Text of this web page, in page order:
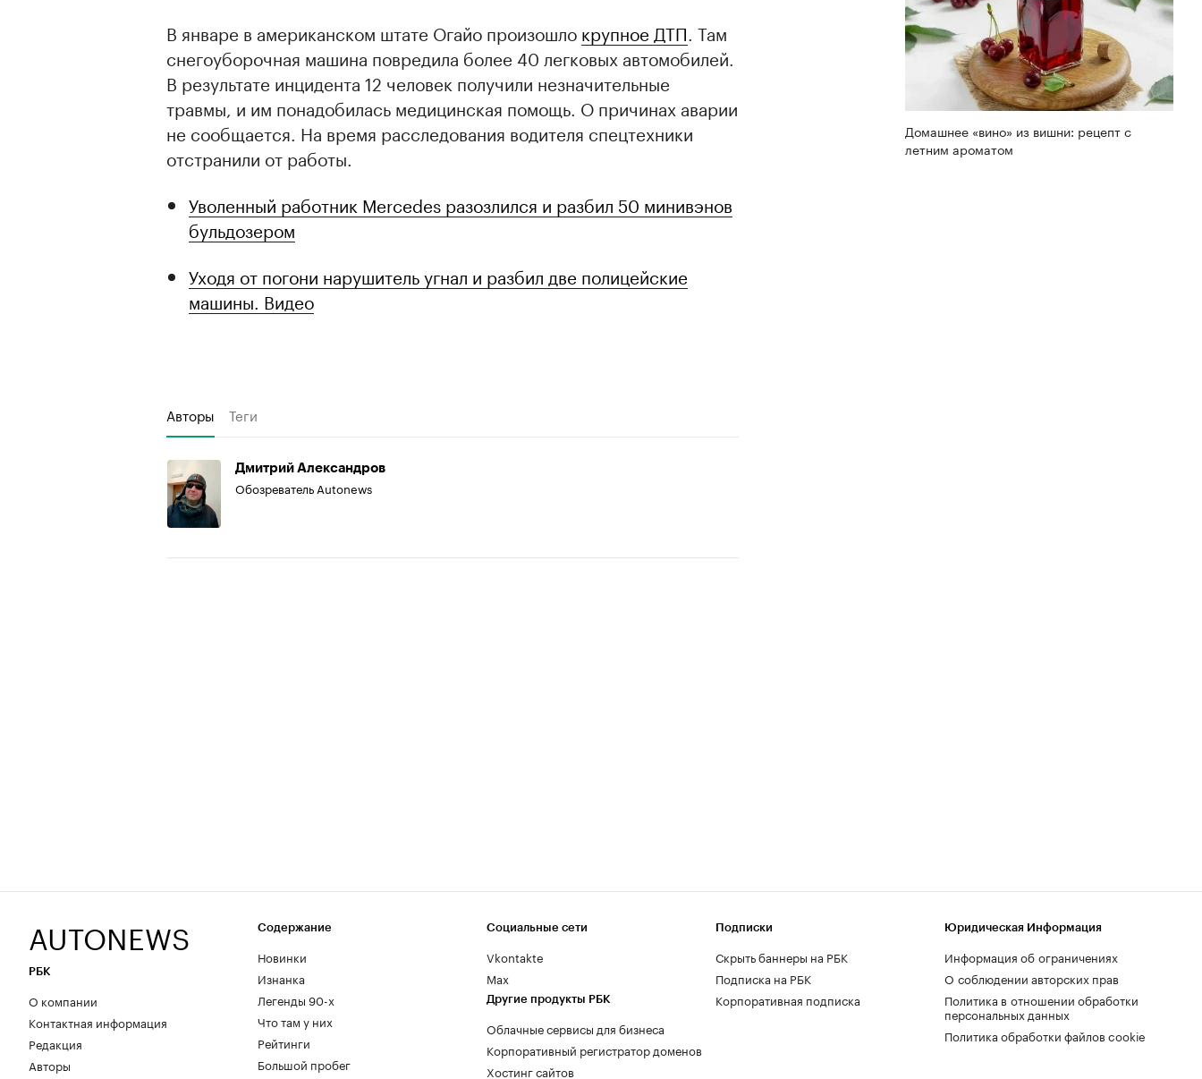
Домашнее «вино» из вишни: рецепт с
летним ароматом
В январе в американском штате Огайо произошло крупное ДТП . Там
снегоуборочная машина повредила более 40 легковых автомобилей.
В результате инцидента 12 человек получили незначительные
травмы, и им понадобилась медицинская помощь. О причинах аварии
не сообщается. На время расследования водителя спецтехники
отстранили от работы.
Уволенный работник Mercedes разозлился и разбил 50 минивэнов
бульдозером
Уходя от погони нарушитель угнал и разбил две полицейские
машины. Видео
Авторы Теги
Дмитрий Александров
Обозреватель Autonews
AUTONEWS
РБК
О компании
Контактная информация
Редакция
Авторы
Содержание
Новинки
Изнанка
Легенды 90-х
Что там у них
Рейтинги
Большой пробег
Социальные сети
Vkontakte
Max
Другие продукты РБК
Облачные сервисы для бизнеса
Корпоративный регистратор доменов
Хостинг сайтов
Подписки
Скрыть баннеры на РБК
Подписка на РБК
Корпоративная подписка
Юридическая Информация
Информация об ограничениях
О соблюдении авторских прав
Политика в отношении обработки
персональных данных
Политика обработки файлов cookie